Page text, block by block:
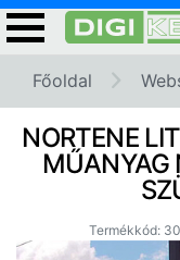
Főoldal
NORTENE
MŰANYAG
Termékkód: